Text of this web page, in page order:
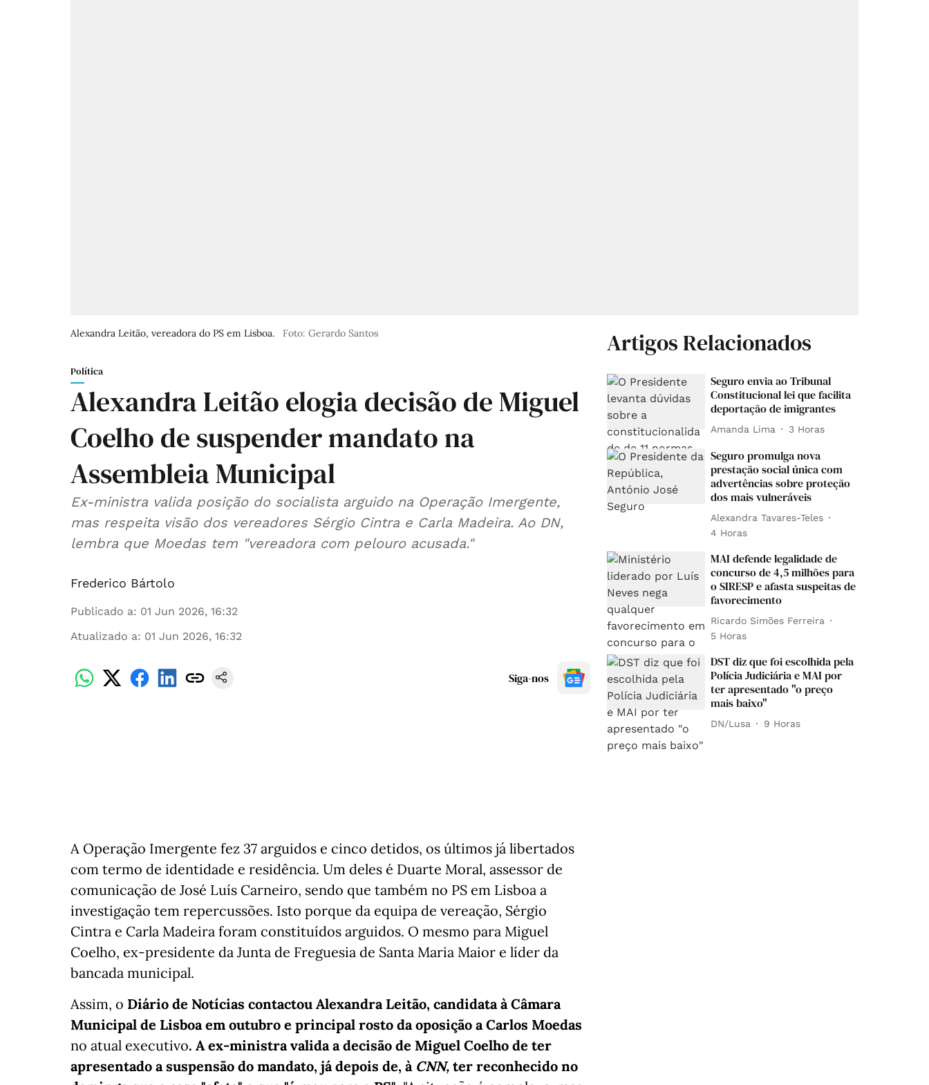
Alexandra Leitão, vereadora do PS em Lisboa. Foto: Gerardo Santos
Política
Alexandra Leitão elogia decisão de Miguel
Coelho de suspender mandato na
Assembleia Municipal
Ex-ministra valida posição do socialista arguido na Operação Imergente,
mas respeita visão dos vereadores Sérgio Cintra e Carla Madeira. Ao DN,
lembra que Moedas tem "vereadora com pelouro acusada."
Frederico Bártolo
Publicado a: 01 Jun 2026, 16:32
Atualizado a: 01 Jun 2026, 16:32
Siga-nos
A Operação Imergente fez 37 arguidos e cinco detidos, os últimos já libertados
com termo de identidade e residência. Um deles é Duarte Moral, assessor de
comunicação de José Luís Carneiro, sendo que também no PS em Lisboa a
investigação tem repercussões. Isto porque da equipa de vereação, Sérgio
Cintra e Carla Madeira foram constituídos arguidos. O mesmo para Miguel
Coelho, ex-presidente da Junta de Freguesia de Santa Maria Maior e líder da
bancada municipal.
Assim, o Diário de Notícias contactou Alexandra Leitão, candidata à Câmara
Municipal de Lisboa em outubro e principal rosto da oposição a Carlos Moedas
no atual executivo. A ex-ministra valida a decisão de Miguel Coelho de ter
apresentado a suspensão do mandato, já depois de, à CNN, ter reconhecido no
Artigos Relacionados
Seguro envia ao Tribunal
Constitucional lei que facilita
deportação de imigrantes
Amanda Lima 3 Horas
Seguro promulga nova
prestação social única com
advertências sobre proteção
dos mais vulneráveis
Alexandra Tavares-Teles
4 Horas
MAI defende legalidade de
concurso de 4,5 milhões para
o SIRESP e afasta suspeitas de
favorecimento
Ricardo Simões Ferreira
5 Horas
DST diz que foi escolhida pela
Polícia Judiciária e MAI por
ter apresentado "o preço
mais baixo"
DN/Lusa 9 Horas